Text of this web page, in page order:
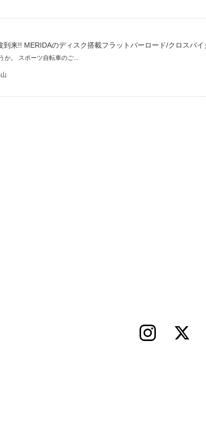
到来!! MERIDAのディスク搭載フラットバーロード/クロスバイ
か。 スポーツ自転車のご...